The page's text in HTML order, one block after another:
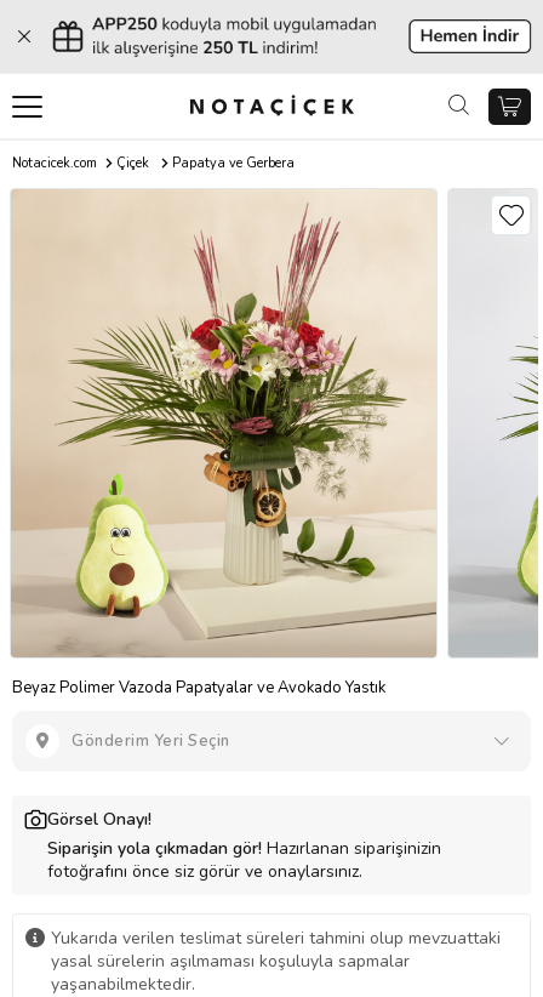
Notacicek.com Çiçek Papatya ve Gerbera
Beyaz Polimer Vazoda Papatyalar ve Avokado Yastık
Gönderim Yeri Seçin
Görsel Onayı!
Siparişin yola çıkmadan gör! Hazırlanan siparişinizin
fotoğrafını önce siz görür ve onaylarsınız.
Yukarıda verilen teslimat süreleri tahmini olup mevzuattaki
yasal sürelerin aşılmaması koşuluyla sapmalar
yaşanabilmektedir.